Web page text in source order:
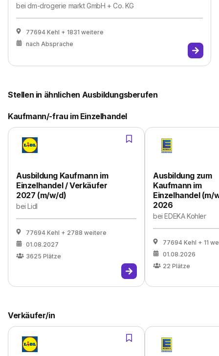
beidm-drogerie markt GmbH + Co. KG
77694 Kehl + 1831 weitere
nach Absprache
Stellen in ähnlichen Ausbildungsberufen
Kaufmann/-frau im Einzelhandel
Ausbildung Kaufmann im
Einzelhandel / Verkäufer
2027 (m/w/d)
beiLidl
77694 Kehl + 2788 weitere
01.08.2027
3625 Plätze
Ausbildung zum
Kaufmann im
Einzelhandel (m/
2026
beiEDEKA Kohler
77694 Kehl + 11
01.08.2026
22 Plätze
Verkäufer/in